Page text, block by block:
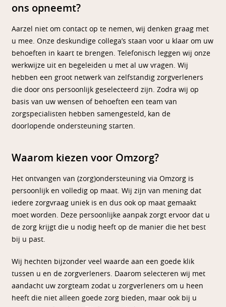
ons opneemt?
Aarzel niet om contact op te nemen, wij denken graag met
u mee. Onze deskundige collega’s staan voor u klaar om uw
behoeften in kaart te brengen. Telefonisch leggen wij onze
werkwijze uit en begeleiden u met al uw vragen. Wij
hebben een groot netwerk van zelfstandig zorgverleners
die door ons persoonlijk geselecteerd zijn. Zodra wij op
basis van uw wensen of behoeften een team van
zorgspecialisten hebben samengesteld, kan de
doorlopende ondersteuning starten.
Waarom kiezen voor Omzorg?
Het ontvangen van (zorg)ondersteuning via Omzorg is
persoonlijk en volledig op maat. Wij zijn van mening dat
iedere zorgvraag uniek is en dus ook op maat gemaakt
moet worden. Deze persoonlijke aanpak zorgt ervoor dat u
de zorg krijgt die u nodig heeft op de manier die het best
bij u past.
Wij hechten bijzonder veel waarde aan een goede klik
tussen u en de zorgverleners. Daarom selecteren wij met
aandacht uw zorgteam zodat u zorgverleners om u heen
heeft die niet alleen goede zorg bieden, maar ook bij u